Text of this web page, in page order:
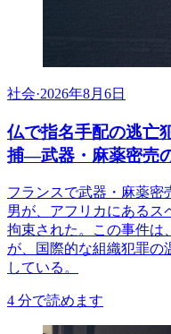
社会·2026年8月6日
仏で指名手配の逃亡
捕―武器・麻薬密売
フランスで武器・麻薬密
男が、アフリカにあるス
拘束された。この事件は
が、国際的な組織犯罪の
している。
4 分で読めます